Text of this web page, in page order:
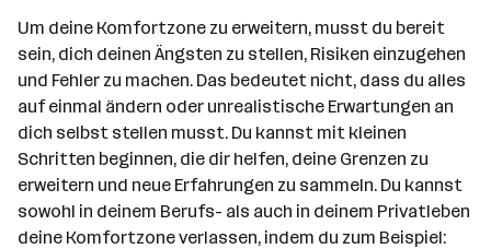
Um deine Komfortzone zu erweitern, musst du bereit
sein, dich deinen Ängsten zu stellen, Risiken einzugehen
und Fehler zu machen. Das bedeutet nicht, dass du alles
auf einmal ändern oder unrealistische Erwartungen an
dich selbst stellen musst. Du kannst mit kleinen
Schritten beginnen, die dir helfen, deine Grenzen zu
erweitern und neue Erfahrungen zu sammeln. Du kannst
sowohl in deinem Berufs- als auch in deinem Privatleben
deine Komfortzone verlassen, indem du zum Beispiel: